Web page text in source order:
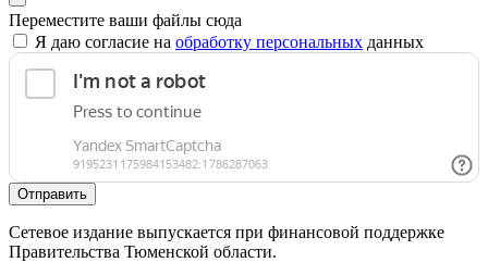
Переместите ваши файлы сюда
Я даю согласие на обработку персональных данных
Отправить
Сетевое издание выпускается при финансовой поддержке
Правительства Тюменской области.